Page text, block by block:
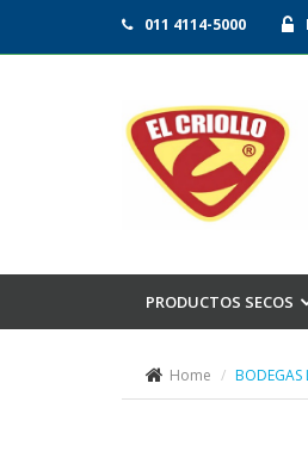
011 4114-5000
PRODUCTOS SECOS
Home BODEGAS